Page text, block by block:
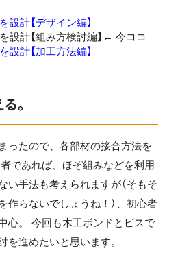
計【デザイン編】
設計【組み方検討編】← 今ココ
計【加工方法編】
。
ったので、各部材の接合方法を
であれば、ほぞ組みなどを利用
い手法も考えられますが（そもそ
作らないでしょうね！）、初心者
心。 今回も木工ボンドとビスで
を進めたいと思います。